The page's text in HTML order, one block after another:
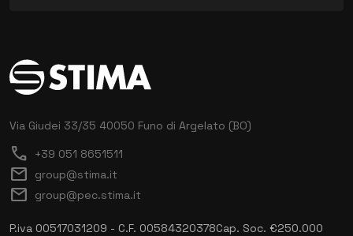
Via Giudei 33/35 40050 Funo di Argelato (BO)
call +39 051 8651511
mail group@stima.it
mail group@pec.stima.it
P.iva 00517031209 - C.F. 00584320378Cap. Soc. €250.000